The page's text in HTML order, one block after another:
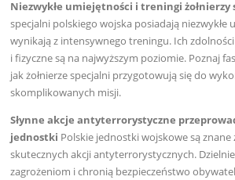
Niezwykłe umiejętności i treningi żołnierzy
specjalni polskiego wojska posiadają niezwykłe
wynikają z intensywnego treningu. Ich
i fizyczne są na najwyższym poziomie. Poznaj
jak żołnierze specjalni przygotowują się do
skomplikowanych misji.
Słynne akcje antyterrorystyczne
jednostki Polskie jednostki wojskowe są
skutecznych akcji antyterrorystycznych. Dzielnie
zagrożeniom i chronią bezpieczeństwo